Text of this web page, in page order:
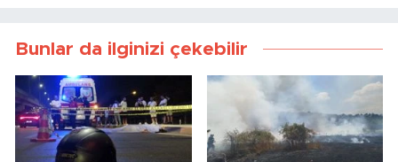
Bunlar da ilginizi çekebilir